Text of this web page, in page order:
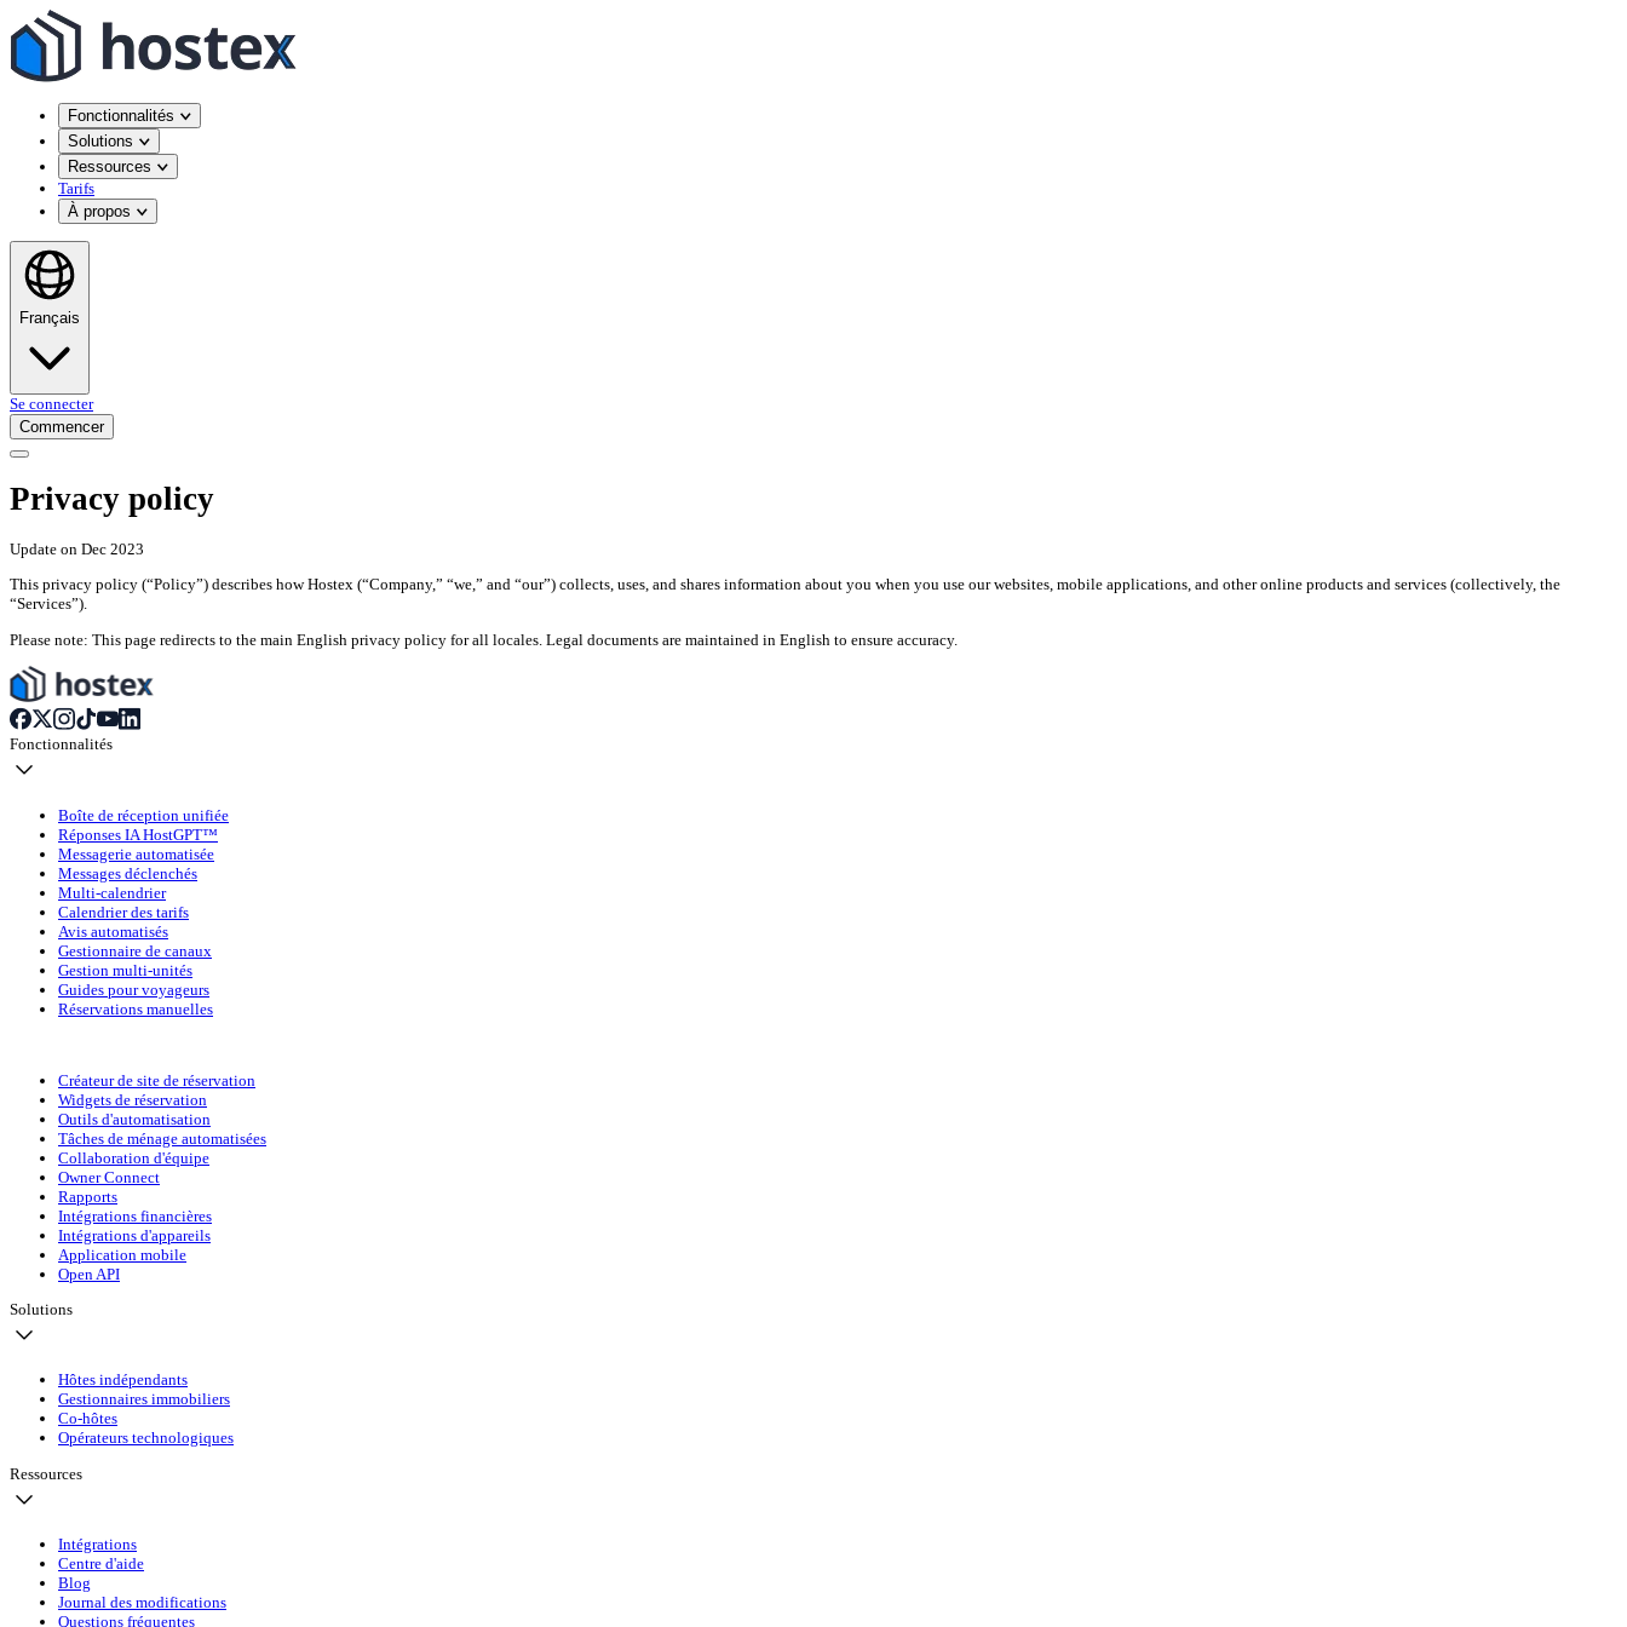
Fonctionnalités
Solutions
Ressources
Tarifs
À propos
Français
Se connecter
Commencer
Privacy policy
Update on Dec 2023
This privacy policy (“Policy”) describes how Hostex (“Company,” “we,” and “our”) collects, uses, and shares information about you when you use our websites, mobile applications, and other online products and services (collectively, the
“Services”).
Please note: This page redirects to the main English privacy policy for all locales. Legal documents are maintained in English to ensure accuracy.
Fonctionnalités
Boîte de réception unifiée
Réponses IA HostGPT™
Messagerie automatisée
Messages déclenchés
Multi-calendrier
Calendrier des tarifs
Avis automatisés
Gestionnaire de canaux
Gestion multi-unités
Guides pour voyageurs
Réservations manuelles
Créateur de site de réservation
Widgets de réservation
Outils d'automatisation
Tâches de ménage automatisées
Collaboration d'équipe
Owner Connect
Rapports
Intégrations financières
Intégrations d'appareils
Application mobile
Open API
Solutions
Hôtes indépendants
Gestionnaires immobiliers
Co-hôtes
Opérateurs technologiques
Ressources
Intégrations
Centre d'aide
Blog
Journal des modifications
Questions fréquentes